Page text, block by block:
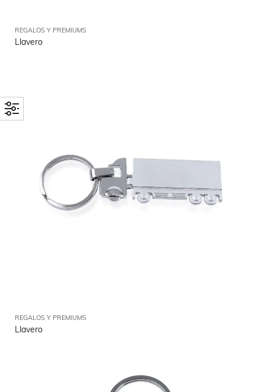
REGALOS Y PREMIUMS
Llavero
REGALOS Y PREMIUMS
Llavero